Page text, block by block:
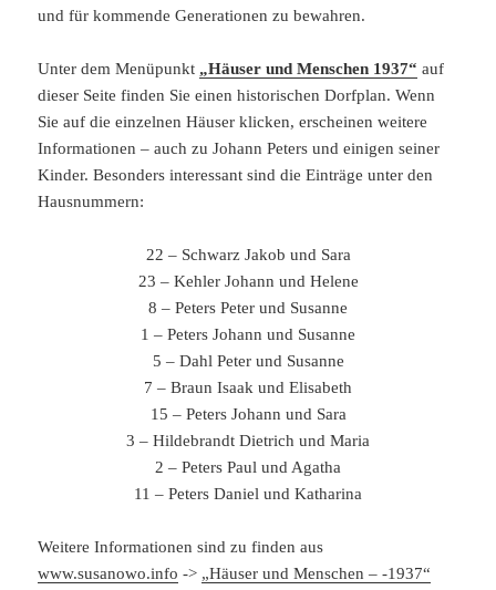
und für kommende Generationen zu bewahren.
Unter dem Menüpunkt „Häuser und Menschen 1937“ auf
dieser Seite finden Sie einen historischen Dorfplan. Wenn
Sie auf die einzelnen Häuser klicken, erscheinen weitere
Informationen – auch zu Johann Peters und einigen seiner
Kinder. Besonders interessant sind die Einträge unter den
Hausnummern:
22 – Schwarz Jakob und Sara
23 – Kehler Johann und Helene
8 – Peters Peter und Susanne
1 – Peters Johann und Susanne
5 – Dahl Peter und Susanne
7 – Braun Isaak und Elisabeth
15 – Peters Johann und Sara
3 – Hildebrandt Dietrich und Maria
2 – Peters Paul und Agatha
11 – Peters Daniel und Katharina
Weitere Informationen sind zu finden aus
www.susanowo.info -> „Häuser und Menschen – -1937“